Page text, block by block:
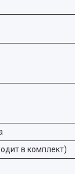
в комплект)